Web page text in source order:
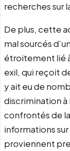
recherches sur
De plus, cette
mal sourcés
étroitement lié
exil, qui reçoit
y ait eu de
discrimination à
confrontés de
informations
proviennent